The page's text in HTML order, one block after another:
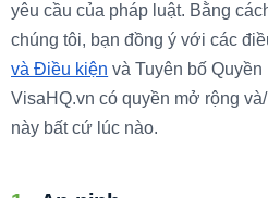
yêu cầu của pháp luật. Bằng
chúng tôi, bạn đồng ý với các
và Điều kiện và Tuyên bố
VisaHQ.vn có quyền mở rộng
này bất cứ lúc nào.